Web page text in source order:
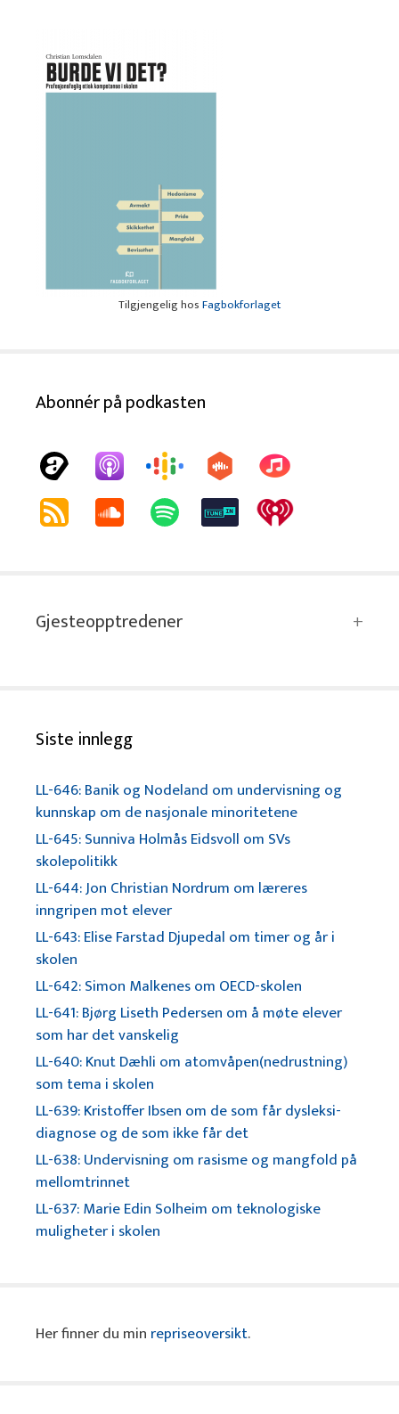
Tilgjengelig hosFagbokforlaget
Abonnér på podkasten
Gjesteopptredener
Siste innlegg
LL-646: Banik og Nodeland om undervisning og
kunnskap om de nasjonale minoritetene
LL-645: Sunniva Holmås Eidsvoll om SVs
skolepolitikk
LL-644: Jon Christian Nordrum om læreres
inngripen mot elever
LL-643: Elise Farstad Djupedal om timer og år i
skolen
LL-642: Simon Malkenes om OECD-skolen
LL-641: Bjørg Liseth Pedersen om å møte elever
som har det vanskelig
LL-640: Knut Dæhli om atomvåpen(nedrustning)
som tema i skolen
LL-639: Kristoffer Ibsen om de som får dysleksi-
diagnose og de som ikke får det
LL-638: Undervisning om rasisme og mangfold på
mellomtrinnet
LL-637: Marie Edin Solheim om teknologiske
muligheter i skolen
Her finner du min repriseoversikt.